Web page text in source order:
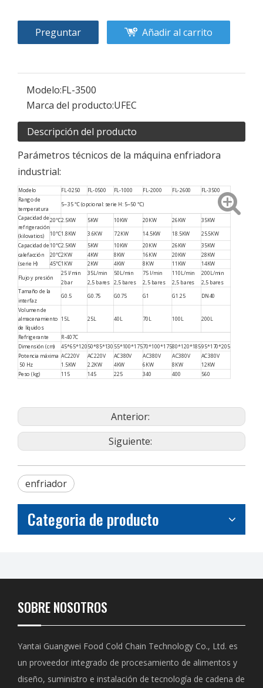
Preguntar Añadir al carrito
Modelo:FL-3500
Marca del producto:UFEC
Descripción del producto
Parámetros técnicos de la máquina enfriadora
industrial:
Modelo FL-0250 FL-0500 FL-1000 FL-2000 FL-2600 FL-3500
Rango de
temperatura
5~35 ℃ (opcional: serie H: 5~50 ℃)
Capacidad de
refrigeración
(kilovatios)
20℃2.5KW 5KW 10KW 20KW 26KW 35KW
10℃1.8KW 3.6KW 7.2KW 14.5KW 18.5KW
25.5KW
Capacidad de
calefacción
(serie H)
10℃2.5KW 5KW 10KW 20KW 26KW 35KW
20℃2KW 4KW 8KW 16KW 20KW
28KW
45℃1KW 2KW 4KW 8KW 11KW
14KW
Flujo y presión
25 l/min
2bar
35L/min
2,5 bares
50L/min
2,5 bares
75 l/min
2,5 bares
110L/min
2,5 bares
200L/min
2,5 bares
Tamaño de la
interfaz
G0.5 G0.75 G0.75 G1 G1.25
DN40
Volumen de
almacenamiento
de líquidos
15L 25L 40L 70L 100L 200L
Refrigerante
R-407C
Dimensión (cm)
45*65*12050*85*130 55*100*17570*100*17580*120*18595*170*205
Potencia máxima
50 Hz
AC220V
1.5KW
AC220V
2.2KW
AC380V
4KW
AC380V
6KW
AC380V
8KW
AC380V
12KW
Peso (kg) 115 145 225 340 400 560
Anterior:
Siguiente:
enfriador
Categoria de producto
SOBRE NOSOTROS
Yantai Guangwei Food Cold Chain Technology Co., Ltd. es
un proveedor integrado de procesamiento de alimentos y
diseño, suministro e instalación de tecnología de cadena de